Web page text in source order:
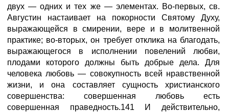
двух — одних и тех же — элементах. Во-первых, св.
Августин настаивает на покорности Святому Духу,
выражающейся в смирении, вере и в молитвенной
практике; во-вторых, он требует отклика на благодать,
выражающегося в исполнении повелений любви,
плодами которого должны быть добрые дела. Для
человека любовь — совокупность всей нравственной
жизни, и она составляет сущность христианского
совершенства: совершенная любовь есть
совершенная праведность.141 И действительно,